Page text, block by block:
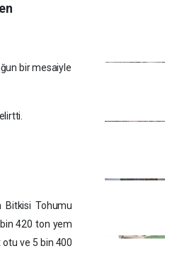
bir mesaiyle
Bitkisi Tohumu
420 ton yem
ve 5 bin 400